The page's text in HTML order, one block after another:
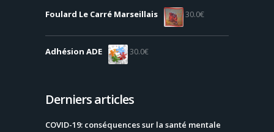
Foulard Le Carré Marseillais 30.0€
Adhésion ADE 30.0€
Derniers articles
COVID-19: conséquences sur la santé mentale